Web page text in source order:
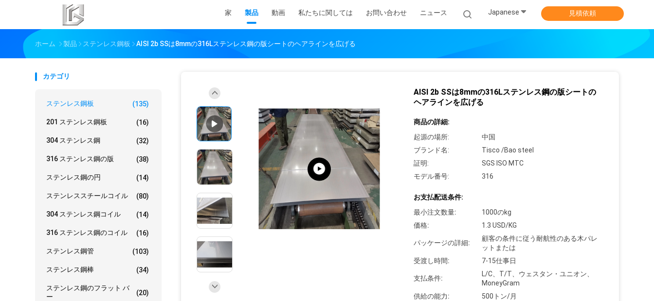
家 製品 動画 私たちに関しては お問い合わせ ニュース Japanese 見積依頼
ホーム 製品 ステンレス鋼板 AISI 2b SSは8mmの316Lステンレス鋼の版シートのヘアラインを広げる
カテゴリ
ステンレス鋼板 (135)
201 ステンレス鋼板 (16)
304 ステンレス鋼 (32)
316 ステンレス鋼の版 (38)
ステンレス鋼の円 (14)
ステンレススチールコイル (80)
304 ステンレス鋼コイル (14)
316 ステンレス鋼のコイル (16)
ステンレス鋼管 (103)
ステンレス鋼棒 (34)
ステンレス鋼のフラット バ
ー
(20)
AISI 2b SSは8mmの316Lステンレス鋼の版シートの
ヘアラインを広げる
商品の詳細:
起源の場所:
中国
ブランド名:
Tisco /Bao steel
証明:
SGS ISO MTC
モデル番号:
316
お支払配送条件:
最小注文数量:
1000のkg
価格:
1.3 USD/KG
パッケージの詳細:
顧客の条件に従う耐航性のある木パレ
ットまたは
受渡し時間:
7-15仕事日
支払条件:
L/C、T/T、ウェスタン・ユニオン、
MoneyGram
供給の能力:
500トン/月